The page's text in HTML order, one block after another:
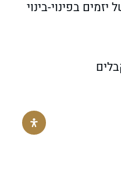
בפינוי-בינוי